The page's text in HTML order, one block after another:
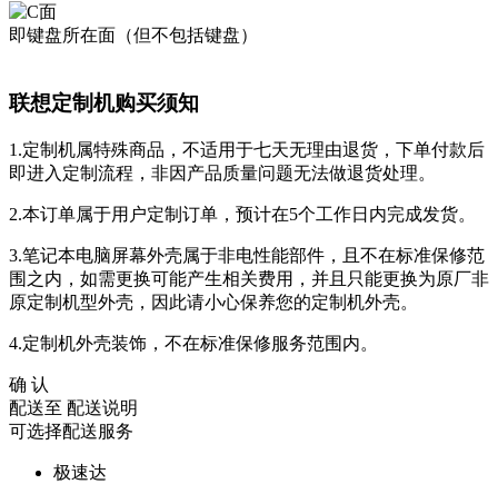
即键盘所在面（但不包括键盘）
联想定制机购买须知
1.定制机属特殊商品，不适用于七天无理由退货，下单付款后
即进入定制流程，非因产品质量问题无法做退货处理。
2.本订单属于用户定制订单，预计在5个工作日内完成发货。
3.笔记本电脑屏幕外壳属于非电性能部件，且不在标准保修范
围之内，如需更换可能产生相关费用，并且只能更换为原厂非
原定制机型外壳，因此请小心保养您的定制机外壳。
4.定制机外壳装饰，不在标准保修服务范围内。
确 认
配送至 配送说明
可选择配送服务
极速达